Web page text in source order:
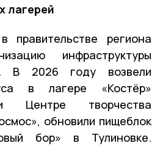
лагерей
региона
инфраструктуры
В 2026 году возвели
в лагере «Костёр»
творчества
обновили пищеблок
бор» в Тулиновке.